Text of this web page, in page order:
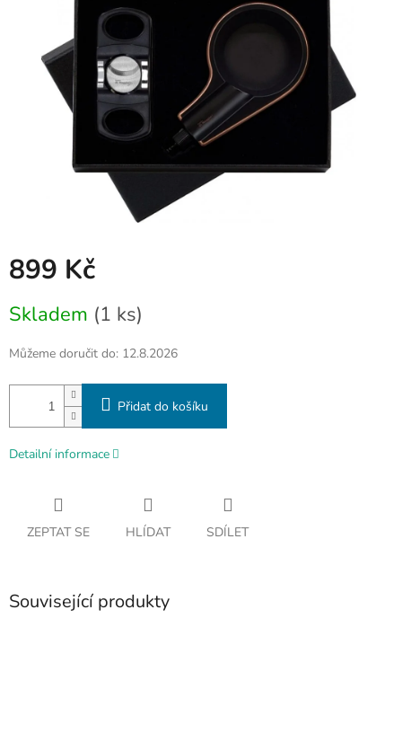
899 Kč
cena:
Skladem (1 ks)
Můžeme doručit do: 12.8.2026
Přidat do košíku
Detailní informace
ZEPTAT SE HLÍDAT SDÍLET
Související produkty